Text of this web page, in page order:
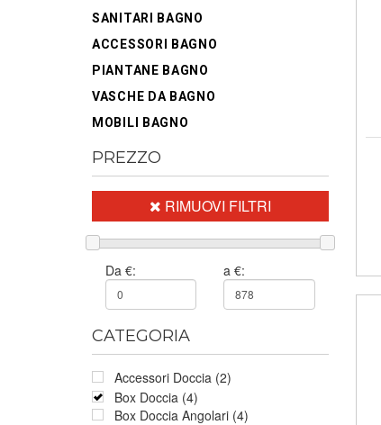
SANITARI BAGNO
ACCESSORI BAGNO
PIANTANE BAGNO
VASCHE DA BAGNO
MOBILI BAGNO
PREZZO
RIMUOVI FILTRI
Da €: a €:
CATEGORIA
Accessori Doccia (2)
Box Doccia (4)
Box Doccia Angolari (4)